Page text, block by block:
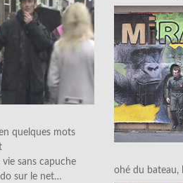
quelques mots
vie sans capuche
sur le net…
ohé du bateau,